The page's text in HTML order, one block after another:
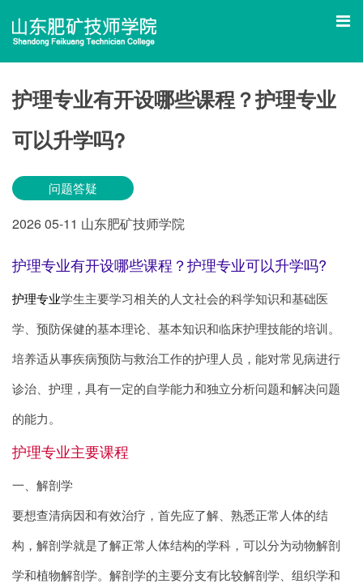
护理专业有开设哪些课程？护理专业
可以升学吗?
问题答疑
202605-11 山东肥矿技师学院
护理专业有开设哪些课程？护理专业可以升学吗?
护理专业学生主要学习相关的人文社会的科学知识和基础医
学、预防保健的基本理论、基本知识和临床护理技能的培训。
培养适从事疾病预防与救治工作的护理人员，能对常见病进行
诊治、护理，具有一定的自学能力和独立分析问题和解决问题
的能力。
护理专业主要课程
一、解剖学
要想查清病因和有效治疗，首先应了解、熟悉正常人体的结
构，解剖学就是了解正常人体结构的学科，可以分为动物解剖
学和植物解剖学。解剖学的主要分支有比较解剖学、组织学和